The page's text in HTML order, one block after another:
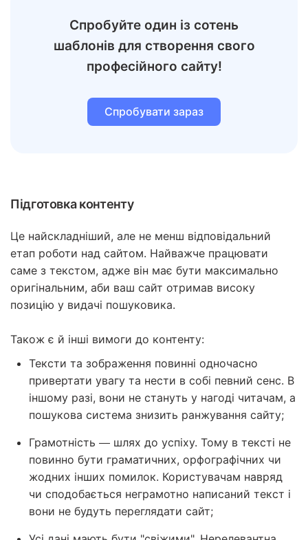
Спробуйте один із сотень
шаблонів для створення свого
професійного сайту!
Спробувати зараз
Підготовка контенту
Це найскладніший, але не менш відповідальний
етап роботи над сайтом. Найважче працювати
саме з текстом, адже він має бути максимально
оригінальним, аби ваш сайт отримав високу
позицію у видачі пошуковика.
Також є й інші вимоги до контенту:
Тексти та зображення повинні одночасно
привертати увагу та нести в собі певний сенс. В
іншому разі, вони не стануть у нагоді читачам, а
пошукова система знизить ранжування сайту;
Грамотність — шлях до успіху. Тому в тексті не
повинно бути граматичних, орфографічних чи
жодних інших помилок. Користувачам навряд
чи сподобається неграмотно написаний текст і
вони не будуть переглядати сайт;